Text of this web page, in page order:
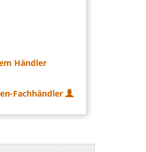
Händler
Fachhändler